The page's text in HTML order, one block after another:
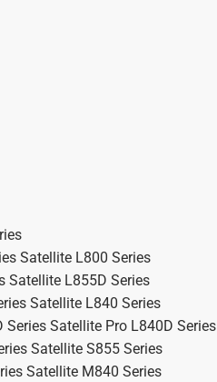
Satellite L800 Series
Satellite L855D Series
Satellite L840 Series
Satellite Pro L840D Series
Satellite S855 Series
Satellite M840 Series